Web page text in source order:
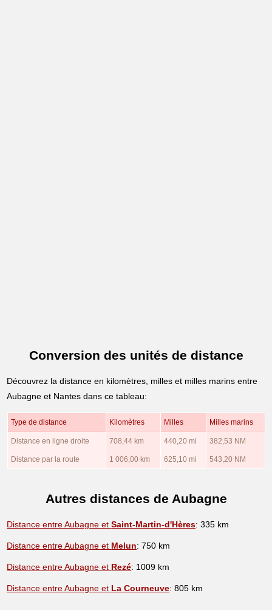
Conversion des unités de distance
Découvrez la distance en kilomètres, milles et milles marins entre
Aubagne et Nantes dans ce tableau:
Type de distance Kilomètres Milles Milles marins
Distance en ligne droite 708,44 km 440,20 mi 382,53 NM
Distance par la route 1 006,00 km 625,10 mi 543,20 NM
Autres distances de Aubagne
Distance entre Aubagne etSaint-Martin-d'Hères: 335 km
Distance entre Aubagne et Melun: 750 km
Distance entre Aubagne et Rezé: 1009 km
Distance entre Aubagne et La Courneuve: 805 km